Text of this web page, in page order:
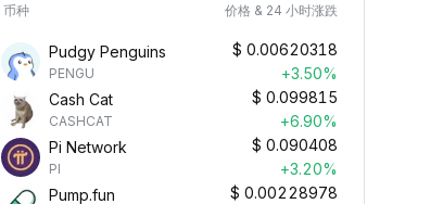
币种 价格 & 24 小时涨跌
Pudgy Penguins
PENGU
$ 0.00620318
+3.50%
Cash Cat
CASHCAT
$ 0.099815
+6.90%
Pi Network
PI
$ 0.090408
+3.20%
Pump.fun
$ 0.00228978